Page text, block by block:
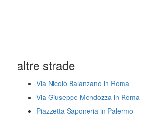
altre strade
Via Nicolò Balanzano in Roma
Via Giuseppe Mendozza in Roma
Piazzetta Saponeria in Palermo